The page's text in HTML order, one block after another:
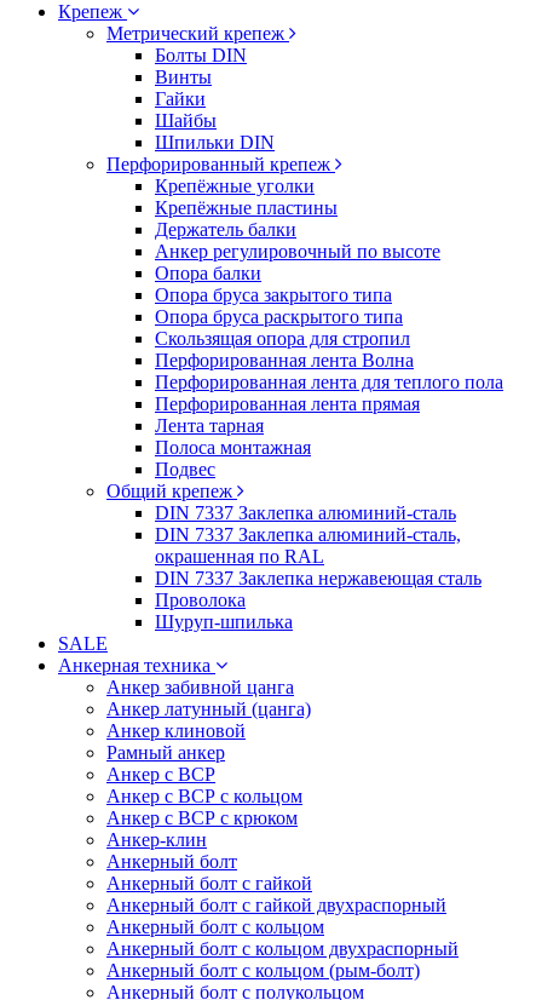
Крепеж
Метрический крепеж
Болты DIN
Винты
Гайки
Шайбы
Шпильки DIN
Перфорированный крепеж
Крепёжные уголки
Крепёжные пластины
Держатель балки
Анкер регулировочный по высоте
Опора балки
Опора бруса закрытого типа
Опора бруса раскрытого типа
Скользящая опора для стропил
Перфорированная лента Волна
Перфорированная лента для теплого пола
Перфорированная лента прямая
Лента тарная
Полоса монтажная
Подвес
Общий крепеж
DIN 7337 Заклепка алюминий-сталь
DIN 7337 Заклепка алюминий-сталь,
окрашенная по RAL
DIN 7337 Заклепка нержавеющая сталь
Проволока
Шуруп-шпилька
SALE
Анкерная техника
Анкер забивной цанга
Анкер латунный (цанга)
Анкер клиновой
Рамный анкер
Анкер с ВСР
Анкер с ВСР с кольцом
Анкер с ВСР с крюком
Анкер-клин
Анкерный болт
Анкерный болт с гайкой
Анкерный болт с гайкой двухраспорный
Анкерный болт с кольцом
Анкерный болт с кольцом двухраспорный
Анкерный болт с кольцом (рым-болт)
Анкерный болт с полукольцом